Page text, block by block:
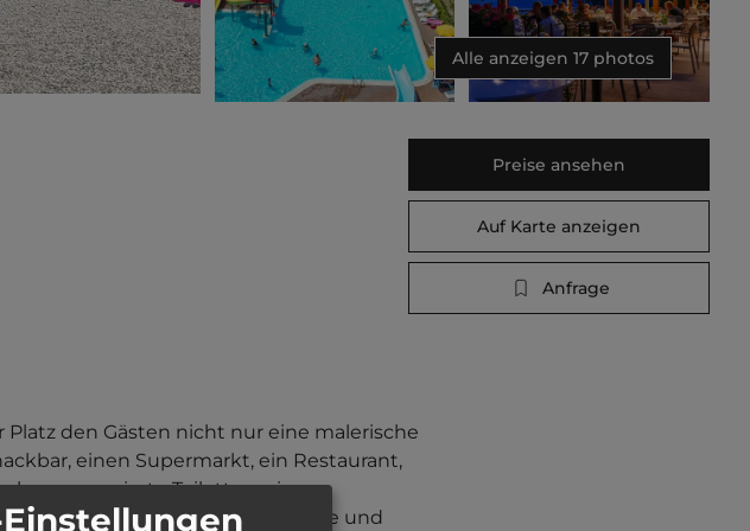
Alle anzeigen 17 photos
Preise ansehen
Auf Karte anzeigen
Anfrage
den Gästen nicht nur eine malerische
einen Supermarkt, ein Restaurant,
renovierte Toiletten, einen
Schwimmbäder für Erwachsene und